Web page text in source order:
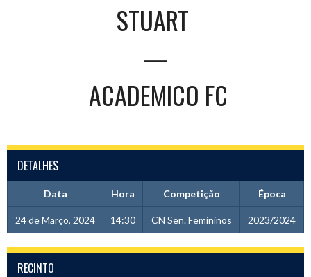
STUART
—
ACADEMICO FC
DETALHES
Data Hora Competição Época
24 de Março, 2024 14:30 CN Sen. Femininos 2023/2024
RECINTO